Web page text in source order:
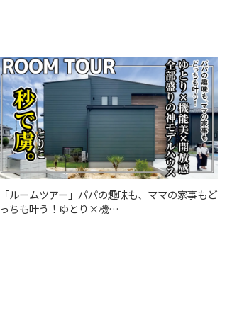
「ルームツアー」パパの趣味も、ママの家事もど
っちも叶う！ゆとり×機…